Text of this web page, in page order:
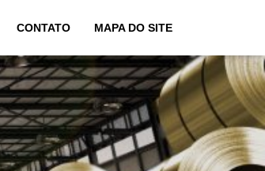
CONTATO MAPA DO SITE